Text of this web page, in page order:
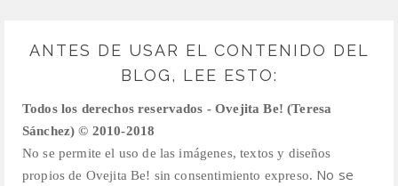
ANTES DE USAR EL CONTENIDO DEL
BLOG, LEE ESTO:
Todos los derechos reservados - Ovejita Be! (Teresa
Sánchez) © 2010-2018
No se permite el uso de las imágenes, textos y diseños
propios de Ovejita Be! sin consentimiento expreso. No se